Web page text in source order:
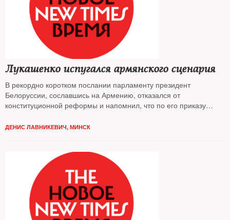
Лукашенко испугался армянского сценария
В рекордно коротком послании парламенту президент
Белоруссии, сославшись на Армению, отказался от
конституционной реформы и напомнил, что по его приказу
ДЕНИС ЛАВНИКЕВИЧ, МИНСК